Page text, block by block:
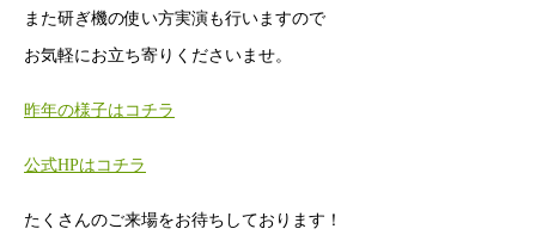
また研ぎ機の使い方実演も行いますので
お気軽にお立ち寄りくださいませ。
昨年の様子はコチラ
公式HPはコチラ
たくさんのご来場をお待ちしております！